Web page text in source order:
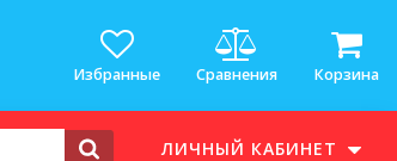
Избранные Сравнения Корзина
ЛИЧНЫЙ КАБИНЕТ